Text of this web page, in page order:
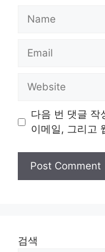
Name
Email
Website
다음 번 댓글 작
이메일, 그리고
검색